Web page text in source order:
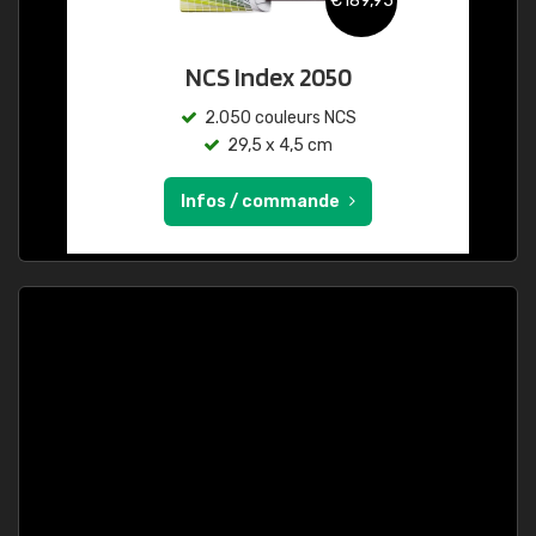
NCS Index 2050
2.050 couleurs NCS
29,5 x 4,5 cm
Infos / commande